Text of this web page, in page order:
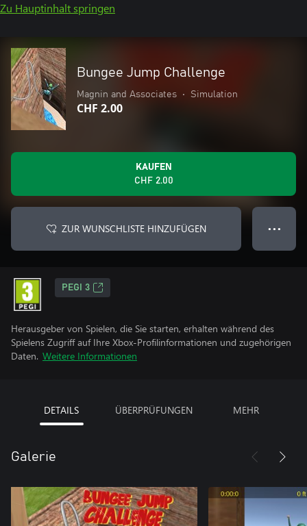
Zu Hauptinhalt springen
Bungee Jump Challenge
Magnin and Associates • Simulation
CHF 2.00
KAUFEN
CHF 2.00
ZUR WUNSCHLISTE HINZUFÜGEN ● ● ●
PEGI 3
Herausgeber von Spielen, die Sie starten, erhalten während des
Spielens Zugriff auf Ihre Xbox-Profilinformationen und zugehörigen
Daten. Weitere Informationen
DETAILS ÜBERPRÜFUNGEN MEHR
Galerie